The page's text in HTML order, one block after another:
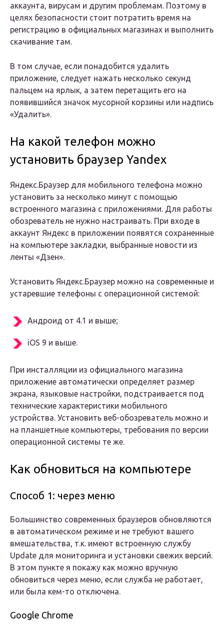
аккаунта, вирусам и другим проблемам. Поэтому в
целях безопасности стоит потратить время на
регистрацию в официальных магазинах и выполнить
скачивание там.
В том случае, если понадобится удалить
приложение, следует нажать несколько секунд
пальцем на ярлык, а затем перетащить его на
появившийся значок мусорной корзины или надпись
«Удалить».
На какой телефон можно
установить браузер Yandex
Яндекс.Браузер для мобильного телефона можно
установить за несколько минут с помощью
встроенного магазина с приложениями. Для работы
обозреватель не нужно настраивать. При входе в
аккаунт Яндекс в приложении появятся сохраненные
на компьютере закладки, выбранные новости из
ленты «Дзен».
Установить Яндекс.Браузер можно на современные и
устаревшие телефоны с операционной системой:
Андроид от 4.1 и выше;
iOS 9 и выше.
При инсталляции из официального магазина
приложение автоматически определяет размер
экрана, языковые настройки, подстраивается под
технические характеристики мобильного
устройства. Установить веб-обозреватель можно и
на планшетные компьютеры, требования по версии
операционной системы те же.
Как обновиться на компьютере
Способ 1: через меню
Большинство современных браузеров обновляются
в автоматическом режиме и не требуют вашего
вмешательства, т.к. имеют встроенную службу
Update для мониторинга и установки свежих версий.
В этом пункте я покажу как можно вручную
обновиться через меню, если служба не работает,
или была кем-то отключена.
Google Chrome